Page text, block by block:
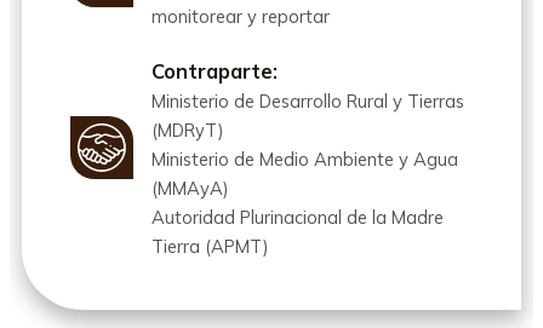
monitorear y reportar
Contraparte:
Ministerio de Desarrollo Rural y Tierras
(MDRyT)
Ministerio de Medio Ambiente y Agua
(MMAyA)
Autoridad Plurinacional de la Madre
Tierra (APMT)